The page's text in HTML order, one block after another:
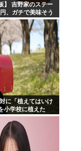
】 吉野家のステー
、ガチで美味そう
対に「植えてはいけ
小学校に植えた
見に行くと…
の光景が・・・